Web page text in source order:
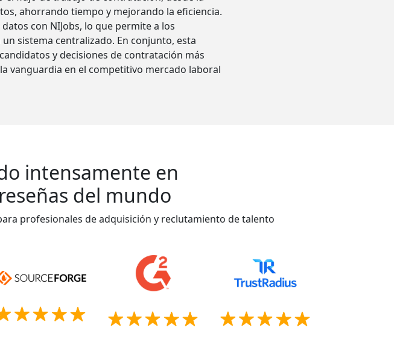
ahorrando tiempo y mejorando la eficiencia.
con NIJobs, lo que permite a los
sistema centralizado. En conjunto, esta
y decisiones de contratación más
vanguardia en el competitivo mercado laboral
intensamente en
del mundo
profesionales de adquisición y reclutamiento de talento